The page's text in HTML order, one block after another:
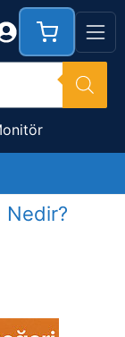
Nedir?